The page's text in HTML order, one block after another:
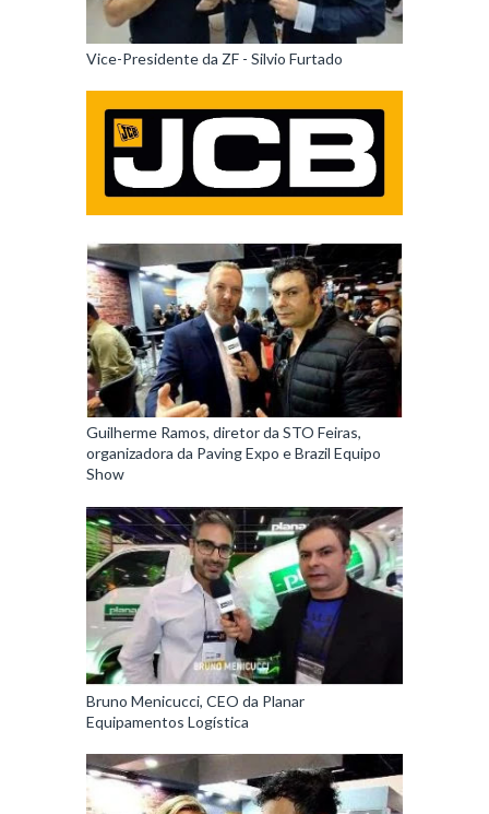
Vice-Presidente da ZF - Silvio Furtado
Guilherme Ramos, diretor da STO Feiras,
organizadora da Paving Expo e Brazil Equipo
Show
Bruno Menicucci, CEO da Planar
Equipamentos Logística